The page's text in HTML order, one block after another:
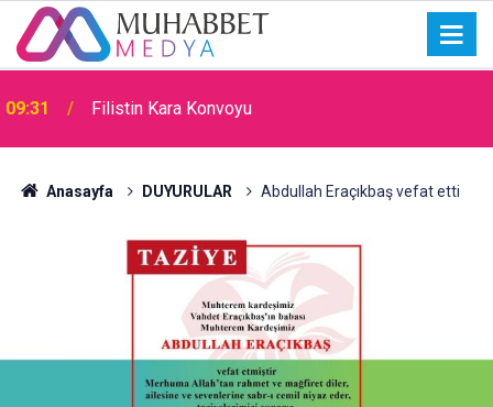
09:31 Filistin Kara Konvoyu
Anasayfa DUYURULAR Abdullah Eraçıkbaş vefat etti